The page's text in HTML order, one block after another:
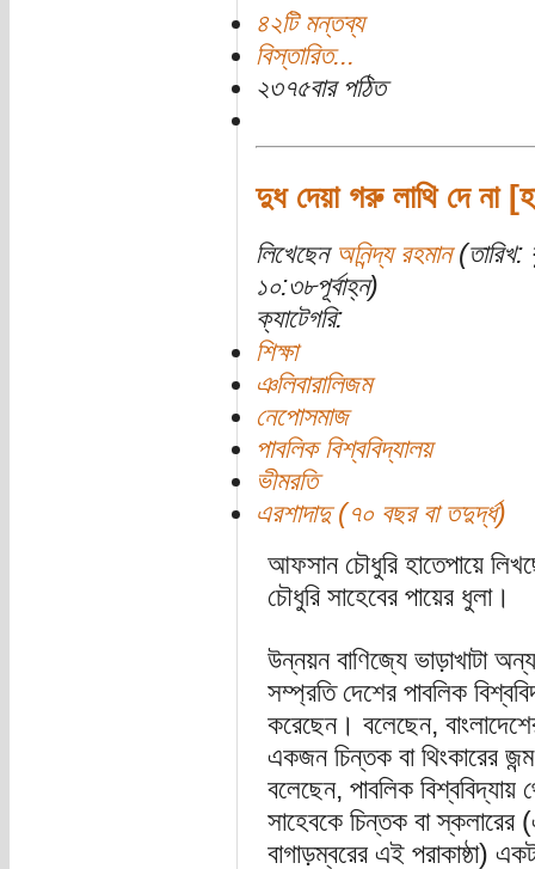
৪২টি মন্তব্য
বিস্তারিত...
২৩৭৫বার পঠিত
দুধ দেয়া গরু লাথি দে না
লিখেছেন অনিন্দ্য রহমান
১০:৩৮পূর্বাহ্ন)
ক্যাটেগরি:
শিক্ষা
ঞলিবারালিজম
নেপোসমাজ
পাবলিক বিশ্ববিদ্যালয়
ভীমরতি
এরশাদাদু (৭০ বছর বা তদুর্দ্ধ)
আফসান চৌধুরি হাতেপায়ে
চৌধুরি সাহেবের পায়ের ধুলা।
উন্নয়ন বাণিজ্যে ভাড়াখাটা
সম্প্রতি দেশের পাবলিক
করেছেন। বলেছেন,
একজন চিন্তক বা থিংকারের
বলেছেন, পাবলিক
সাহেবকে চিন্তক বা
বাগাড়ম্বরের এই পরাকাষ্ঠা)